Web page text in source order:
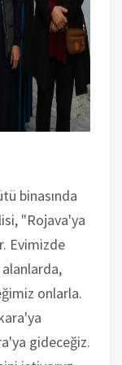
binasında
"Rojava'ya
Evimizde
onlarla.
gideceğiz.